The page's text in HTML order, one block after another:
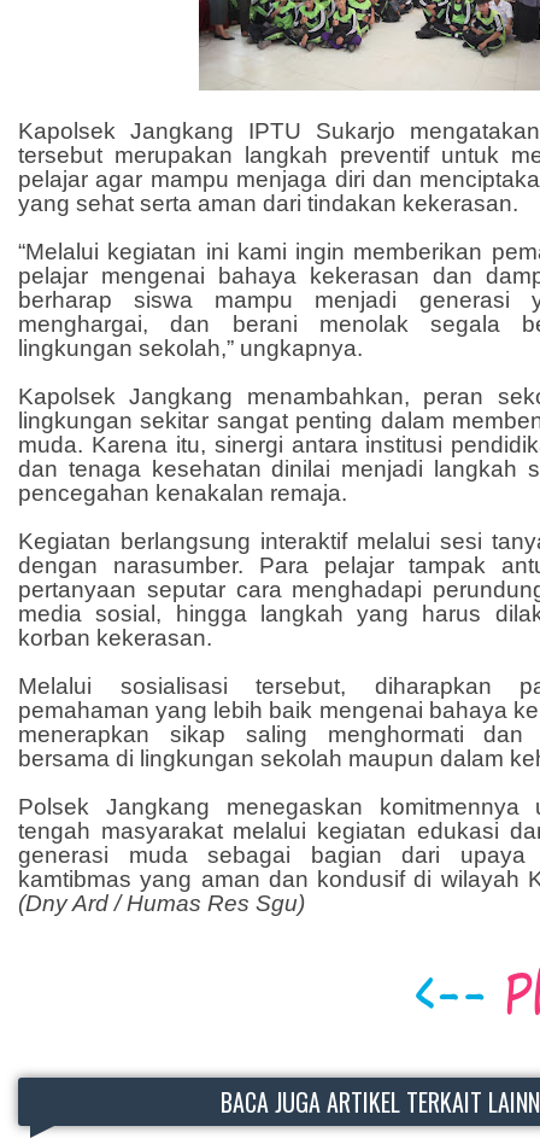
Kapolsek Jangkang IPTU Sukarjo
tersebut merupakan langkah preventif untuk
pelajar agar mampu menjaga diri dan
yang sehat serta aman dari tindakan kekerasan.
“Melalui kegiatan ini kami ingin memberikan
pelajar mengenai bahaya kekerasan dan
berharap siswa mampu menjadi generasi
menghargai, dan berani menolak segala
lingkungan sekolah,” ungkapnya.
Kapolsek Jangkang menambahkan, peran
lingkungan sekitar sangat penting dalam
muda. Karena itu, sinergi antara institusi
dan tenaga kesehatan dinilai menjadi langkah
pencegahan kenakalan remaja.
Kegiatan berlangsung interaktif melalui sesi
dengan narasumber. Para pelajar tampak
pertanyaan seputar cara menghadapi
media sosial, hingga langkah yang harus
korban kekerasan.
Melalui sosialisasi tersebut, diharapkan
pemahaman yang lebih baik mengenai bahaya
menerapkan sikap saling menghormati dan
bersama di lingkungan sekolah maupun dalam
Polsek Jangkang menegaskan
tengah masyarakat melalui kegiatan edukasi
generasi muda sebagai bagian dari upaya
kamtibmas yang aman dan kondusif di wilayah
(Dny Ard / Humas Res Sgu)
BACA JUGA ARTIKEL TERKAIT